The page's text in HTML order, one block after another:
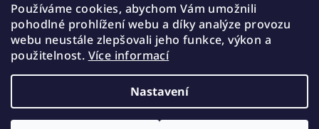
Používáme cookies, abychom Vám umožnili
pohodlné prohlížení webu a díky analýze provozu
webu neustále zlepšovali jeho funkce, výkon a
použitelnost. Více informací
Nastavení
Upravit nastavení cookies